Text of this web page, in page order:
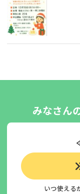
みなさん
いつ使える